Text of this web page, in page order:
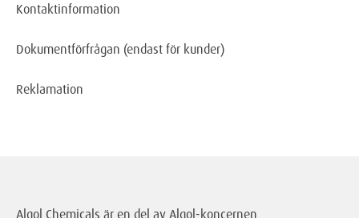
Kontaktinformation
Dokumentförfrågan (endast för kunder)
Reklamation
Algol Chemicals är en del av Algol-koncernen